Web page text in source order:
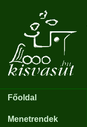
Főoldal
Menetrendek